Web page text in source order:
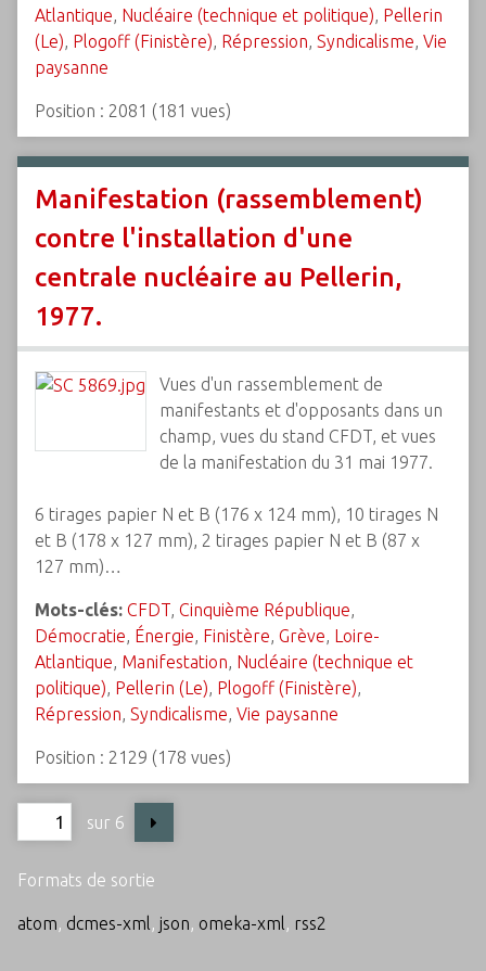
Atlantique, Nucléaire (technique et politique), Pellerin
(Le), Plogoff (Finistère), Répression, Syndicalisme, Vie
paysanne
Position : 2081 (181 vues)
Manifestation (rassemblement)
contre l'installation d'une
centrale nucléaire au Pellerin,
1977.
Vues d'un rassemblement de
manifestants et d'opposants dans un
champ, vues du stand CFDT, et vues
de la manifestation du 31 mai 1977.
6 tirages papier N et B (176 x 124 mm), 10 tirages N
et B (178 x 127 mm), 2 tirages papier N et B (87 x
127 mm)…
Mots-clés: CFDT, Cinquième République,
Démocratie, Énergie, Finistère, Grève, Loire-
Atlantique, Manifestation, Nucléaire (technique et
politique), Pellerin (Le), Plogoff (Finistère),
Répression, Syndicalisme, Vie paysanne
Position : 2129 (178 vues)
sur 6
Formats de sortie
atom, dcmes-xml, json, omeka-xml, rss2